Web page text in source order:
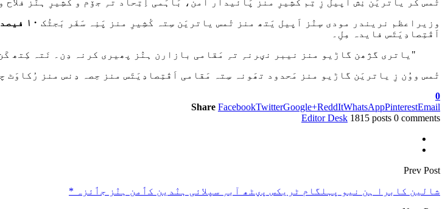
وزیراعظم نریندر مودی سٕنٛز اَپیل یَتھ منز تٔمس یاتریَن سِتہ کٔشِیرِ منز پَنِہ سَفَر بَجٹُک ۱۰ فیصد
اَقْتِصادِیَتَس فایدہ مِلِ۔
"یاتری گژھن گاڑیو منز نیبر نؠرنہِ تہِ مَقامی بازارن ہنٛز پھیری کرنہ دِن۔ نَتہ کِتھ
تٔمس ووُن زِ یاتریَن گاڑیو منز مَحدود تھَونہ سِتہ مَقامی اَقْتِصادِیَتَس منز حِصہ دِنس منز رُکاوَٹ
0
Share FacebookTwitterGoogle+ReddItWhatsAppPinterestEmail
Editor Desk 1815 posts 0 comments
Prev Post
شالین کابرا ہن نیو پہلگام ٹریکس پؠٹھ آبہِ سپلائی ہنٛدین کٲمن ہنٛز جٲئزہ *